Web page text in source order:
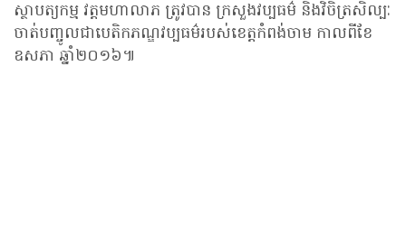
ស្ថាបត្យកម្ម វត្តមហាលាភ ត្រូវបាន ក្រសួងវប្បធម៌ និងវិចិត្រសិល្បៈ
ចាត់បញ្ចូលជាបេតិកភណ្ឌវប្បធម៌របស់ខេត្តកំពង់ចាម កាលពីខែ
ឧសភា ឆ្នាំ២០១៦៕